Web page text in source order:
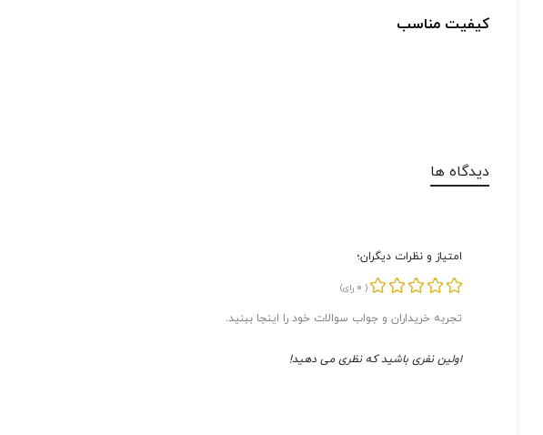
کیفیت مناسب
دیدگاه ها
امتیاز و نظرات دیگران؛
(
0 رای)
تجربه خریداران و جواب سوالات خود را اینجا ببنید.
اولین نفری باشید که نظری می دهید!